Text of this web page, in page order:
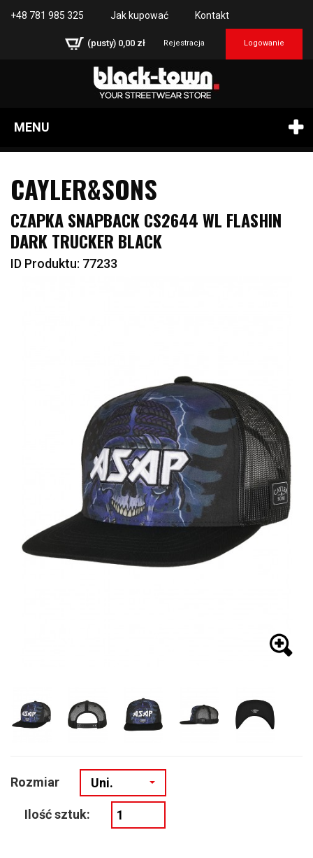
+48 781 985 325 Jak kupować Kontakt
Rejestracja Logowanie
(pusty) 0,00 zł
MENU
CAYLER&SONS
CZAPKA SNAPBACK CS2644 WL FLASHIN
DARK TRUCKER BLACK
ID Produktu: 77233
Rozmiar Uni.
Ilość sztuk: